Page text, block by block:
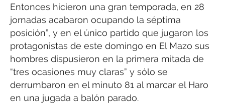
Entonces hicieron una gran temporada, en 28
jornadas acabaron ocupando la séptima
posición”, y en el único partido que jugaron los
protagonistas de este domingo en El Mazo sus
hombres dispusieron en la primera mitada de
“tres ocasiones muy claras” y sólo se
derrumbaron en el minuto 81 al marcar el Haro
en una jugada a balón parado.